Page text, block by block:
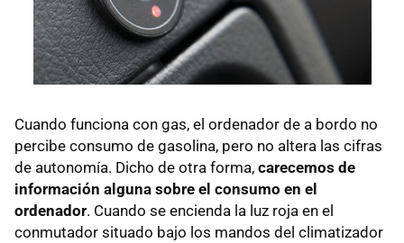
Cuando funciona con gas, el ordenador de a bordo no
percibe consumo de gasolina, pero no altera las cifras
de autonomía. Dicho de otra forma, carecemos de
información alguna sobre el consumo en el
ordenador. Cuando se encienda la luz roja en el
conmutador situado bajo los mandos del climatizador